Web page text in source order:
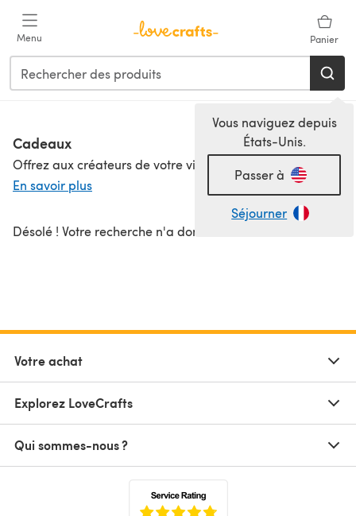
Menu Panier
Vous naviguez depuis
États-Unis.
Passer à
Séjourner
Cadeaux
En savoir plus
Désolé ! Votre recherche n'a donné aucun résultat
Votre achat
Explorez LoveCrafts
Qui sommes-nous ?